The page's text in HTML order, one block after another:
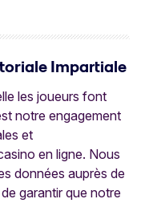
Impartiale
les joueurs font
notre engagement
et
en ligne. Nous
données auprès de
garantir que notre